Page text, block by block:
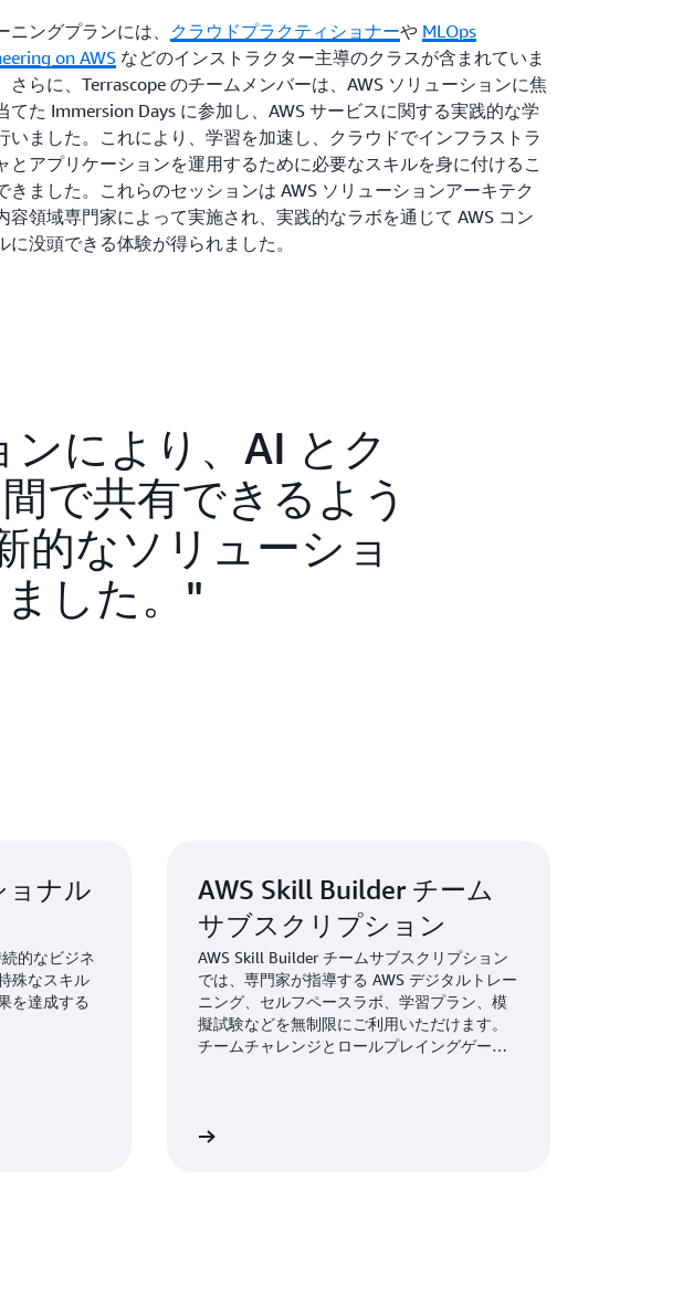
ニングプランには、
クラウドプラクティショナーや MLOps
on AWSなどのインストラクター主導のクラスが含まれていま
さらに、Terrascope のチームメンバーは、AWS ソリューションに焦
てた Immersion Days に参加し、AWS サービスに関する実践的な学
いました。これにより、学習を加速し、クラウドでインフラストラ
とアプリケーションを運用するために必要なスキルを身に付けるこ
きました。これらのセッションは AWS ソリューションアーキテク
容領域専門家によって実施され、実践的なラボを通じて AWS コン
に没頭できる体験が得られました。
としたもので、もう 1 つは規制レポートの自動生成に焦点を当てた
す。
の Chief Technology Officer (CTO) である Mathavan
氏は「企業内の複雑な排出機構に取り組むことは、AWS の
用して当社が対処しようとしている課題です。データ分析と高度な
習モデリングを通じて、お客様に脱炭素化の提案を直感的に提供で
」と述べています。
良して革新的なソリューションを顧客に提供できるようになりまし
| デプロイ時間を 97% 削減、顧客のクラウド支出を
Terrascope は積極的にカスタマーエクスペリエンスを向上させ、社
により、AI とク
で共有できるよう
的なソリューショ
した。
ョナル
的なビジネ
殊なスキル
を達成する
AWS Skill Builder チーム
サブスクリプション
AWS Skill Builder チームサブスクリプション
では、専門家が指導する AWS デジタルトレー
ニング、セルフペースラボ、学習プラン、模
擬試験などを無制限にご利用いただけます。
チームチャレンジとロールプレイングゲーム